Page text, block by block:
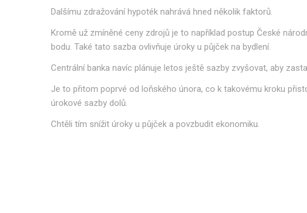
Dalšímu zdražování hypoték nahrává hned několik faktorů.
Kromě už zmíněné ceny zdrojů je to například postup České
bodu. Také tato sazba ovlivňuje úroky u půjček na bydlení.
Centrální banka navíc plánuje letos ještě sazby zvyšovat, aby
Je to přitom poprvé od loňského února, co k takovému kroku
úrokové sazby dolů.
Chtěli tím snížit úroky u půjček a povzbudit ekonomiku.